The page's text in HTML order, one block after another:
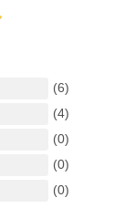
(6)
(4)
(0)
(0)
(0)